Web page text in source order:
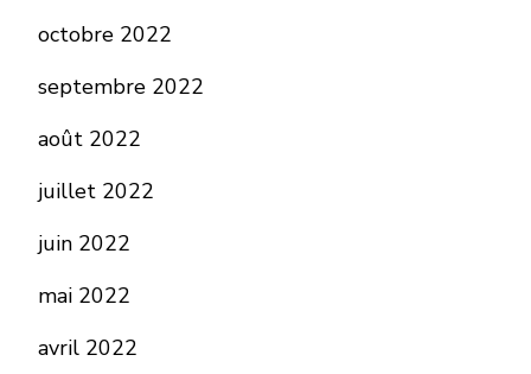
octobre 2022
septembre 2022
août 2022
juillet 2022
juin 2022
mai 2022
avril 2022